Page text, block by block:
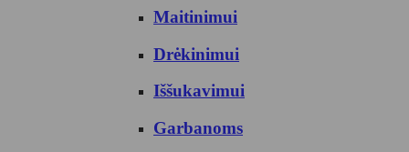
Maitinimui
Drėkinimui
Iššukavimui
Garbanoms